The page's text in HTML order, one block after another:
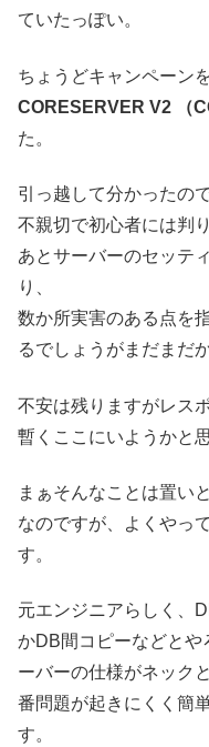
ていたっぽい。
ちょうどキャンペーン
CORESERVER V2 （
た。
引っ越して分かったの
不親切で初心者には判
あとサーバーのセッテ
り、
数か所実害のある点を
るでしょうがまだまだ
不安は残りますがレス
暫くここにいようかと
まぁそんなことは置い
なのですが、よくやっ
す。
元エンジニアらしく、
かDB間コピーなどとや
ーバーの仕様がネック
番問題が起きにくく簡
す。